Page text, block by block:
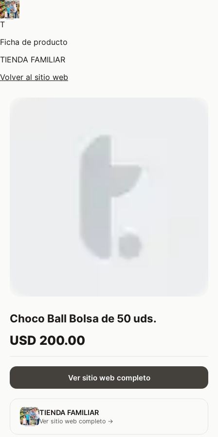
T
Ficha de producto
TIENDA FAMILIAR
Volver al sitio web
Choco Ball Bolsa de 50 uds.
USD 200.00
Ver sitio web completo
TIENDA FAMILIAR
Ver sitio web completo →